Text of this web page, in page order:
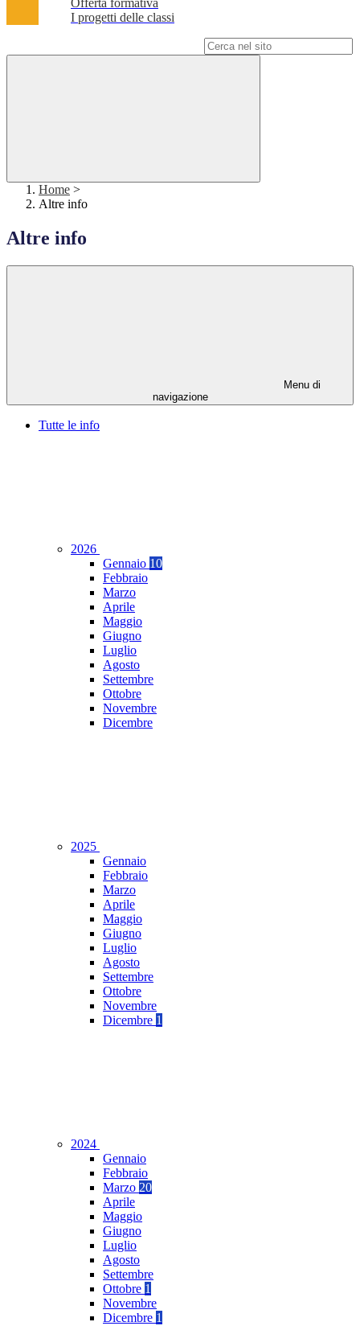
Offerta formativa
I progetti delle classi
Home >
Altre info
Altre info
Menu di
navigazione
Tutte le info
2026
Gennaio 10
Febbraio
Marzo
Aprile
Maggio
Giugno
Luglio
Agosto
Settembre
Ottobre
Novembre
Dicembre
2025
Gennaio
Febbraio
Marzo
Aprile
Maggio
Giugno
Luglio
Agosto
Settembre
Ottobre
Novembre
Dicembre 1
2024
Gennaio
Febbraio
Marzo 20
Aprile
Maggio
Giugno
Luglio
Agosto
Settembre
Ottobre 1
Novembre
Dicembre 1